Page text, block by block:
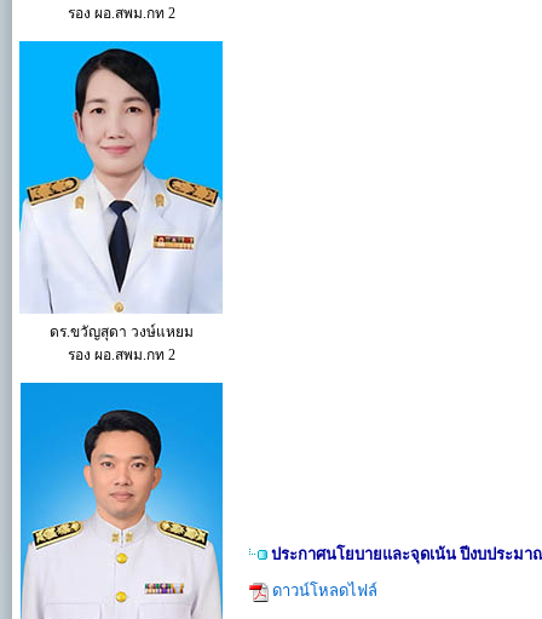
รอง ผอ.สพม.กท 2
ดร.ขวัญสุดา วงษ์แหยม
รอง ผอ.สพม.กท 2
ประกาศนโยบายและจุดเน้น ปีงบประมา
ดาวน์โหลดไฟล์